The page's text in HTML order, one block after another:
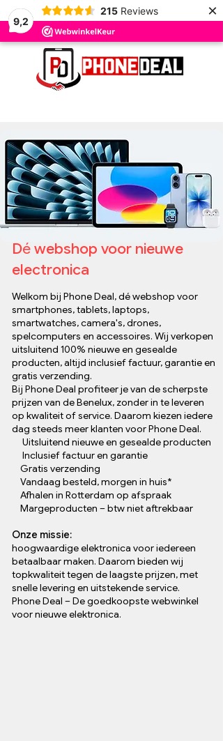
9,2
215 Reviews ×
Déwebshop voor nieuwe
electronica
Welkom bij Phone Deal, dé webshop voor
smartphones, tablets, laptops,
smartwatches, camera's, drones,
spelcomputers en accessoires. Wij verkopen
uitsluitend 100% nieuwe en gesealde
producten, altijd inclusief factuur, garantie en
gratis verzending.
Bij Phone Deal profiteer je van de scherpste
prijzen van de Benelux, zonder in te leveren
op kwaliteit of service. Daarom kiezen iedere
dag steeds meer klanten voor Phone Deal.
Uitsluitend nieuwe en gesealde producten
Inclusief factuur en garantie
Gratis verzending
Vandaag besteld, morgen in huis*
Afhalen in Rotterdam op afspraak
Margeproducten – btw niet aftrekbaar
Onze missie:
hoogwaardige elektronica voor iedereen
betaalbaar maken. Daarom bieden wij
topkwaliteit tegen de laagste prijzen, met
snelle levering en uitstekende service.
Phone Deal – De goedkoopste webwinkel
voor nieuwe elektronica.